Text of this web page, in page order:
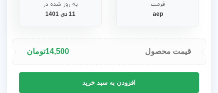
فرمت
aep
به روز شده در
11 دی 1401
قیمت محصول 14,500تومان
افزودن به سبد خرید